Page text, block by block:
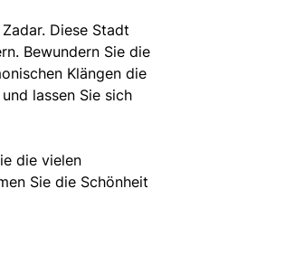
Diese Stadt
Bewundern Sie die
Klängen die
lassen Sie sich
die vielen
Sie die Schönheit